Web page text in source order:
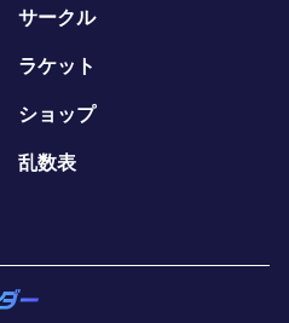
サークル
ラケット
ショップ
乱数表